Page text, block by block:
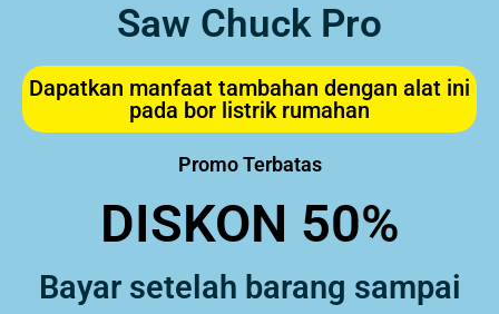
Saw Chuck Pro
Dapatkan manfaat tambahan dengan alat ini
pada bor listrik rumahan
Promo Terbatas
DISKON 50%
Bayar setelah barang sampai